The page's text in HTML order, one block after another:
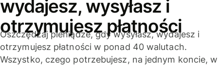
wydajesz, wysyłasz i
otrzymujesz płatności
Oszczędzaj pieniądze, gdy wysyłasz, wydajesz i
otrzymujesz płatności w ponad 40 walutach.
Wszystko, czego potrzebujesz, na jednym koncie, w